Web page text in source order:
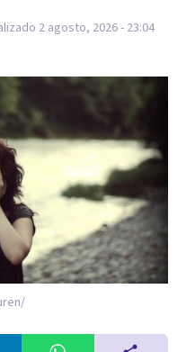
2 agosto, 2026 - 23:04